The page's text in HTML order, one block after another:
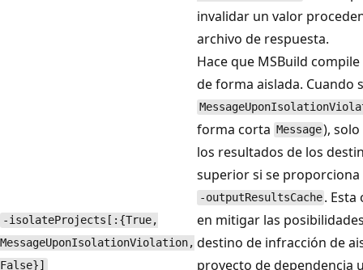
invalidar un valor
archivo de respuesta.
-isolateProjects[:{True,
MessageUponIsolationViolation,
False}]
Hace que MSBuild
de forma aislada. Cuando
forma corta Message),
los resultados de los
superior si se
-outputResultsCache .
en mitigar las
destino de infracción de
proyecto de dependencia